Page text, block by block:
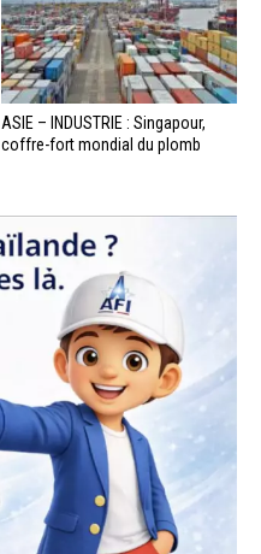
ASIE – INDUSTRIE : Singapour,
coffre-fort mondial du plomb